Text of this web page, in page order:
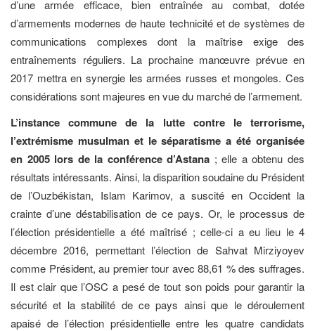
d’une armée efficace, bien entraînée au combat, dotée
d’armements modernes de haute technicité et de systèmes de
communications complexes dont la maîtrise exige des
entraînements réguliers. La prochaine manœuvre prévue en
2017 mettra en synergie les armées russes et mongoles. Ces
considérations sont majeures en vue du marché de l’armement.
L’instance commune de la lutte contre le terrorisme,
l’extrémisme musulman et le séparatisme a été organisée
en 2005 lors de la conférence d’Astana ; elle a obtenu des
résultats intéressants. Ainsi, la disparition soudaine du Président
de l’Ouzbékistan, Islam Karimov, a suscité en Occident la
crainte d’une déstabilisation de ce pays. Or, le processus de
l’élection présidentielle a été maîtrisé ; celle-ci a eu lieu le 4
décembre 2016, permettant l’élection de Sahvat Mirziyoyev
comme Président, au premier tour avec 88,61 % des suffrages.
Il est clair que l’OSC a pesé de tout son poids pour garantir la
sécurité et la stabilité de ce pays ainsi que le déroulement
apaisé de l’élection présidentielle entre les quatre candidats